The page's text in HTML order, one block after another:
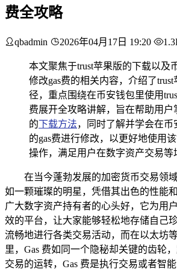
费全攻略
qbadmin 2026年04月17日 19:20
本文聚焦于trust苹果版的下载以及
修改gas费的相关内容，介绍了
径，重点围绕在币安钱包里使用
费展开全攻略讲解，旨在帮助用户
的下载方法，同时了解并学会在币
的gas费进行修改，以更好地使用
操作，满足用户在数字资产交易等
在当今蓬勃发展的加密货币交易领
如一颗璀璨的明星，凭借其出色的性能
广大数字资产持有者的心头好，它为用
效的平台，让大家能够轻松地存储自己
流畅地进行各类交易活动，而在以太坊
里，Gas 费如同一个隐秘却关键的齿轮
交易的运转，Gas 费是执行交易或者智